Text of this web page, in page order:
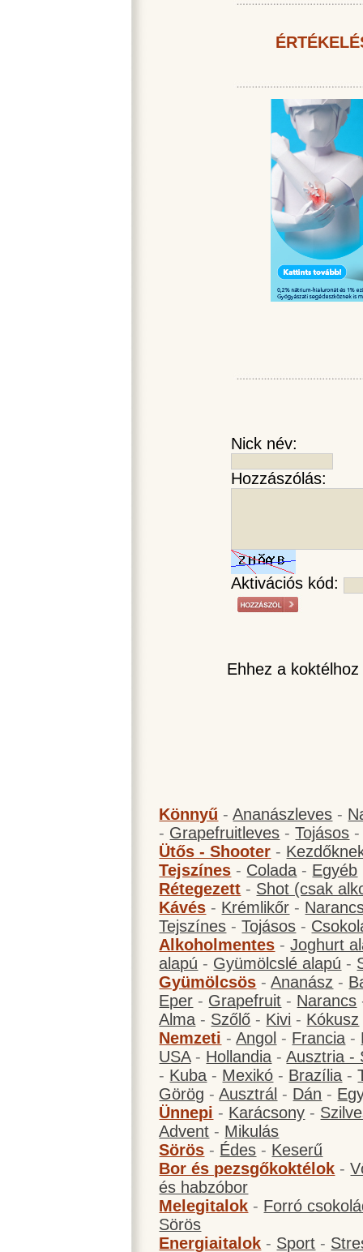
Nick név:
Hozzászólás:
Aktivációs kód:
Ehhez a
Könnyű -Ananászleves -
- Grapefruitleves -Tojásos
Ütős - Shooter -
Tejszínes - Colada - Egyéb
Rétegezett - Shot (csak
Kávés - Krémlikőr -
Tejszínes -Tojásos -
Alkoholmentes -Joghurt
alapú - Gyümölcslé alapú -
Gyümölcsös -Ananász -
Eper - Grapefruit - Narancs
Alma - Szőlő - Kivi - Kókusz
Nemzeti -Angol - Francia -
USA- Hollandia -Ausztria -
- Kuba - Mexikó - Brazília -
Görög -Ausztrál - Dán -
Ünnepi - Karácsony -
Advent - Mikulás
Sörös - Édes - Keserű
Bor és pezsgőkoktélok -
és habzóbor
Melegitalok - Forró
Sörös
Energiaitalok - Sport -